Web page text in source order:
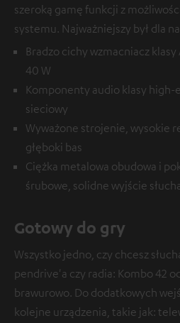
szeroką gamę funkcji z
systemu. Najważniejszy był dla
Bradzo cichy wzmacniacz
40 W
Komponenty audio klasy high-
sieciowy
Wyważone strojenie, wysokie
głęboki bas
Ciężka metalowa obudowa i
śrubowe, solidne wyjście
Gotowy do gry
Wszystko jedno, czy chcesz
pendrive'a czy radia: Kombo 42
brawurowo. Do dodatkowych
kolejne urządzenia, takie jak: